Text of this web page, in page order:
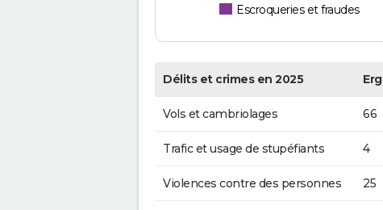
Escroqueries et fraudes
Délits et crimes en 2025
Vols et cambriolages 66
Trafic et usage de stupéfiants 4
Violences contre des personnes 25